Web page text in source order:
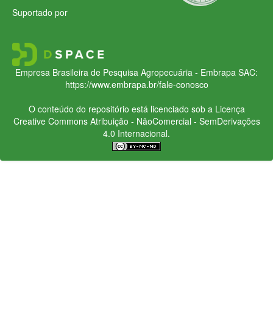
Suportado por
Empresa Brasileira de Pesquisa Agropecuária - Embrapa SAC:
https://www.embrapa.br/fale-conosco
O conteúdo do repositório está licenciado sob a Licença
Creative CommonsAtribuição - NãoComercial - SemDerivações
4.0 Internacional.